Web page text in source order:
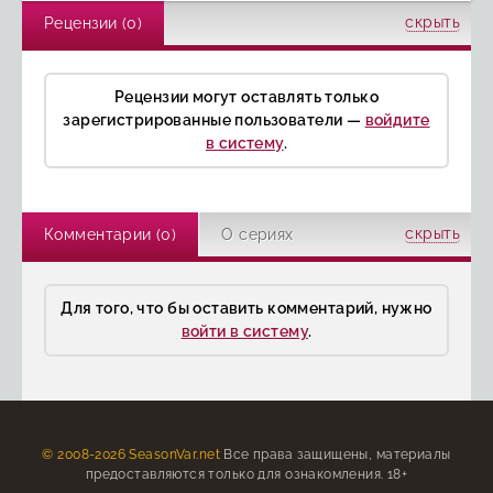
Рецензии (0) скрыть
Рецензии могут оставлять только
зарегистрированные пользователи — войдите
в систему.
Комментарии (0) О сериях скрыть
Для того, что бы оставить комментарий, нужно
войти в систему.
© 2008-2026 SeasonVar.netВсе права защищены, материалы
предоставляются только для ознакомления. 18+